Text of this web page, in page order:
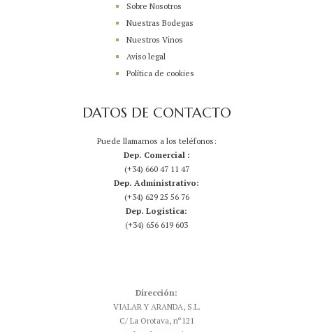
Sobre Nosotros
Nuestras Bodegas
Nuestros Vinos
Aviso legal
Política de cookies
DATOS DE CONTACTO
Puede llamarnos a los teléfonos:
Dep. Comercial :
(+34) 660 47 11 47
Dep. Administrativo:
(+34) 629 25 56 76
Dep. Logistica:
(+34) 656 619 603
Dirección:
VIALAR Y ARANDA, S.L.
C/ La Orotava, nº121